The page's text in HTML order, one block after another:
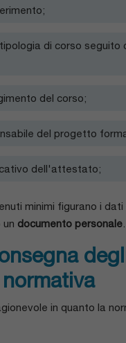
di corso
del corso;
del progetto
dell'attestato;
minimi figurano i
documento personale
in quanto la